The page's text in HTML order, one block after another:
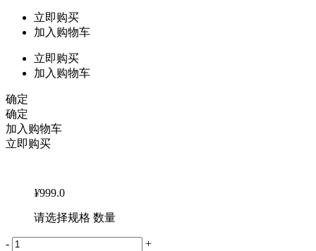
立即购买
加入购物车
立即购买
加入购物车
确定
确定
加入购物车
立即购买
¥999.0
请选择规格 数量
-
+